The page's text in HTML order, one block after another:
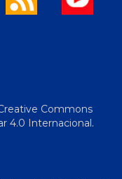
Commons
4.0 Internacional.